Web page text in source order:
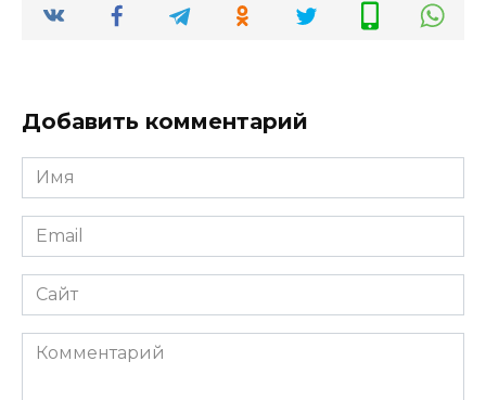
Добавить комментарий
Имя
*
Email
*
Сайт
Комментарий